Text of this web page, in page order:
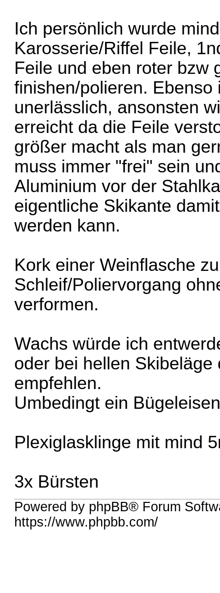
Ich persönlich wurde
Karosserie/Riffel Feile,
Feile und eben roter bzw
finishen/polieren.
unerlässlich, ansonsten
erreicht da die Feile
größer macht als man
muss immer "frei" sein
Aluminium vor der
eigentliche Skikante
werden kann.
Kork einer Weinflasche
Schleif/Poliervorgang
verformen.
Wachs würde ich
oder bei hellen
empfehlen.
Umbedingt ein
Plexiglasklinge mit mind
3x Bürsten
Powered by phpBB® Forum
https://www.phpbb.com/